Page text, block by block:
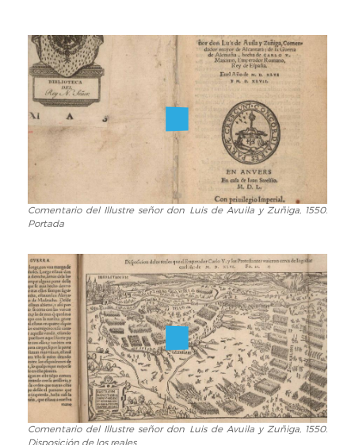
Comentario
del
señor
don
Luis
de
Avuila
y
Zuñiga,
1550.
Portada
Comentario del Illustre señor don Luis de Avuila y Zuñiga, 1550.
Portada
Comentario
Comentario del Illustre señor don Luis de Avuila y Zuñiga, 1550.
Disposición de los reales …